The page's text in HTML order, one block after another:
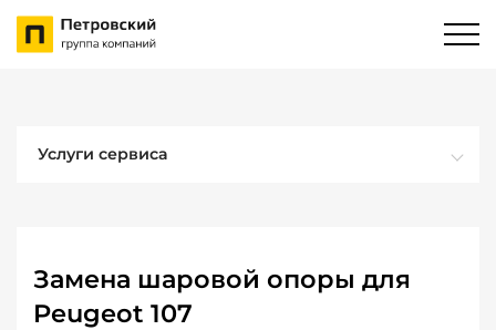
Услуги сервиса
Замена шаровой опоры для
Peugeot 107